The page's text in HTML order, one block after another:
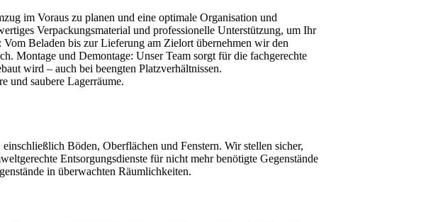
im Voraus zu planen und eine optimale Organisation und
Verpackungsmaterial und professionelle Unterstützung, um Ihr
Beladen bis zur Lieferung am Zielort übernehmen wir den
Montage und Demontage: Unser Team sorgt für die fachgerechte
wird – auch bei beengten Platzverhältnissen.
und saubere Lagerräume.
Böden, Oberflächen und Fenstern. Wir stellen sicher,
Entsorgungsdienste für nicht mehr benötigte Gegenstände
in überwachten Räumlichkeiten.